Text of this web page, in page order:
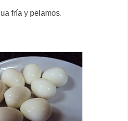
fría y pelamos.